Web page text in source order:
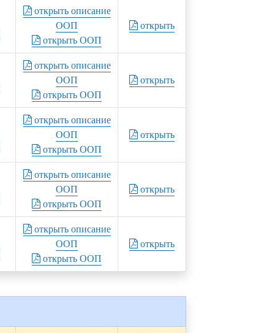
открыть описание
ООП
открыть ООП
открыть
открыть описание
ООП
открыть ООП
открыть
открыть описание
ООП
открыть ООП
открыть
открыть описание
ООП
открыть ООП
открыть
открыть описание
ООП
открыть ООП
открыть